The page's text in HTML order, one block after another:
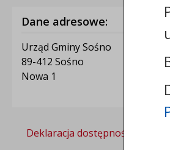
Dane adresowe:
Urząd Gminy Sośno
89-412 Sośno
Nowa 1
Deklaracja dostępności